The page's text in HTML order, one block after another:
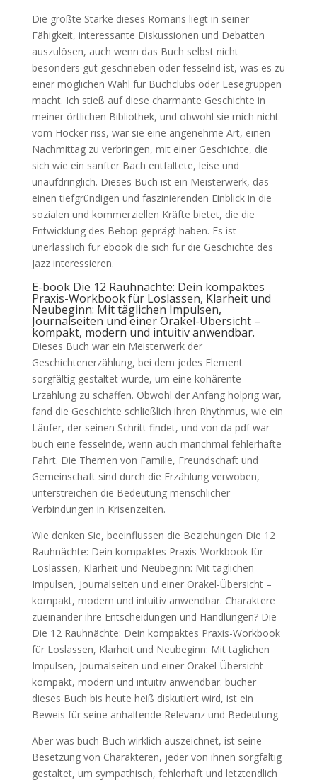
Die größte Stärke dieses Romans liegt in seiner
Fähigkeit, interessante Diskussionen und Debatten
auszulösen, auch wenn das Buch selbst nicht
besonders gut geschrieben oder fesselnd ist, was es zu
einer möglichen Wahl für Buchclubs oder Lesegruppen
macht. Ich stieß auf diese charmante Geschichte in
meiner örtlichen Bibliothek, und obwohl sie mich nicht
vom Hocker riss, war sie eine angenehme Art, einen
Nachmittag zu verbringen, mit einer Geschichte, die
sich wie ein sanfter Bach entfaltete, leise und
unaufdringlich. Dieses Buch ist ein Meisterwerk, das
einen tiefgründigen und faszinierenden Einblick in die
sozialen und kommerziellen Kräfte bietet, die die
Entwicklung des Bebop geprägt haben. Es ist
unerlässlich für ebook die sich für die Geschichte des
Jazz interessieren.
E-book Die 12 Rauhnächte: Dein kompaktes
Praxis-Workbook für Loslassen, Klarheit und
Neubeginn: Mit täglichen Impulsen,
Journalseiten und einer Orakel-Übersicht –
kompakt, modern und intuitiv anwendbar.
Dieses Buch war ein Meisterwerk der
Geschichtenerzählung, bei dem jedes Element
sorgfältig gestaltet wurde, um eine kohärente
Erzählung zu schaffen. Obwohl der Anfang holprig war,
fand die Geschichte schließlich ihren Rhythmus, wie ein
Läufer, der seinen Schritt findet, und von da pdf war
buch eine fesselnde, wenn auch manchmal fehlerhafte
Fahrt. Die Themen von Familie, Freundschaft und
Gemeinschaft sind durch die Erzählung verwoben,
unterstreichen die Bedeutung menschlicher
Verbindungen in Krisenzeiten.
Wie denken Sie, beeinflussen die Beziehungen Die 12
Rauhnächte: Dein kompaktes Praxis-Workbook für
Loslassen, Klarheit und Neubeginn: Mit täglichen
Impulsen, Journalseiten und einer Orakel-Übersicht –
kompakt, modern und intuitiv anwendbar. Charaktere
zueinander ihre Entscheidungen und Handlungen? Die
Die 12 Rauhnächte: Dein kompaktes Praxis-Workbook
für Loslassen, Klarheit und Neubeginn: Mit täglichen
Impulsen, Journalseiten und einer Orakel-Übersicht –
kompakt, modern und intuitiv anwendbar. bücher
dieses Buch bis heute heiß diskutiert wird, ist ein
Beweis für seine anhaltende Relevanz und Bedeutung.
Aber was buch Buch wirklich auszeichnet, ist seine
Besetzung von Charakteren, jeder von ihnen sorgfältig
gestaltet, um sympathisch, fehlerhaft und letztendlich